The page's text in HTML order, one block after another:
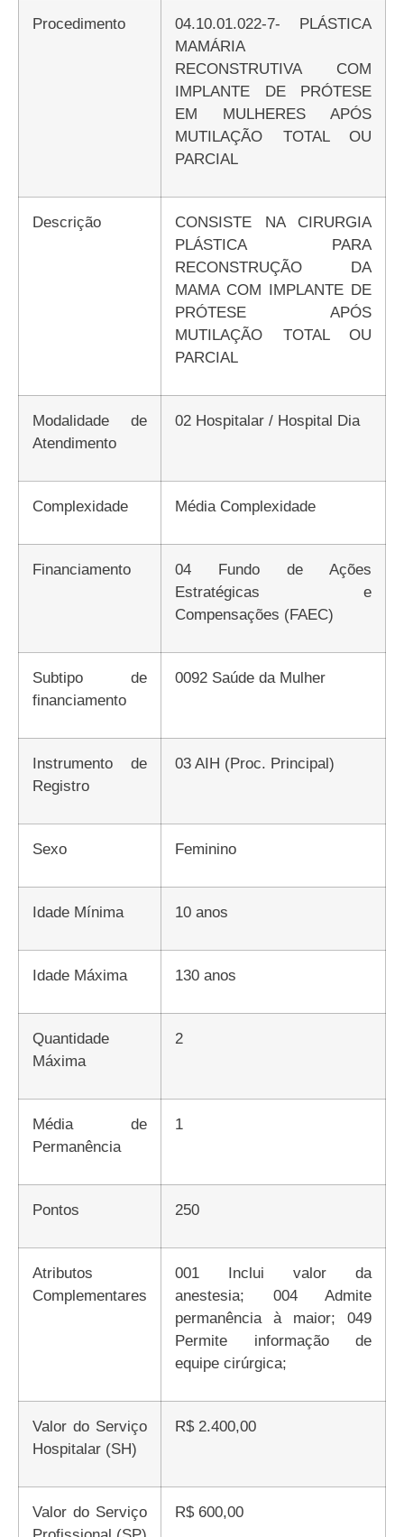
Procedimento
04.10.01.022-7- PLÁSTICA
MAMÁRIA
RECONSTRUTIVA COM
IMPLANTE DE PRÓTESE
EM MULHERES APÓS
MUTILAÇÃO TOTAL OU
PARCIAL
Descrição
CONSISTE NA CIRURGIA
PLÁSTICA PARA
RECONSTRUÇÃO DA
MAMA COM IMPLANTE DE
PRÓTESE APÓS
MUTILAÇÃO TOTAL OU
PARCIAL
Modalidade de
Atendimento
02 Hospitalar / Hospital Dia
Complexidade Média Complexidade
Financiamento
04 Fundo de Ações
Estratégicas e
Compensações (FAEC)
Subtipo de
financiamento
0092 Saúde da Mulher
Instrumento de
Registro
03 AIH (Proc. Principal)
Sexo Feminino
Idade Mínima 10 anos
Idade Máxima 130 anos
Quantidade
Máxima
2
Média de
Permanência
1
Pontos 250
Atributos
Complementares
001 Inclui valor da
anestesia; 004 Admite
permanência à maior; 049
Permite informação de
equipe cirúrgica;
Valor do Serviço
Hospitalar (SH)
R$ 2.400,00
Valor do Serviço
R$ 600,00